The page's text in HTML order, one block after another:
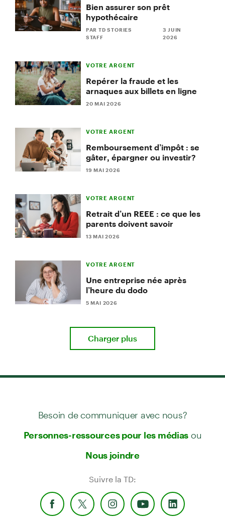
Bien assurer son prêt
hypothécaire
PAR TD STORIES
STAFF
3 JUIN
2026
VOTRE ARGENT
Repérer la fraude et les
arnaques aux billets en ligne
20 MAI 2026
VOTRE ARGENT
Remboursement d’impôt : se
gâter, épargner ou investir?
19 MAI 2026
VOTRE ARGENT
Retrait d’un REEE : ce que les
parents doivent savoir
13 MAI 2026
VOTRE ARGENT
Une entreprise née après
l’heure du dodo
5 MAI 2026
Charger plus
Besoin de communiquer avec nous?
Personnes-ressources pour les médias ou
Nous joindre
Suivre la TD: